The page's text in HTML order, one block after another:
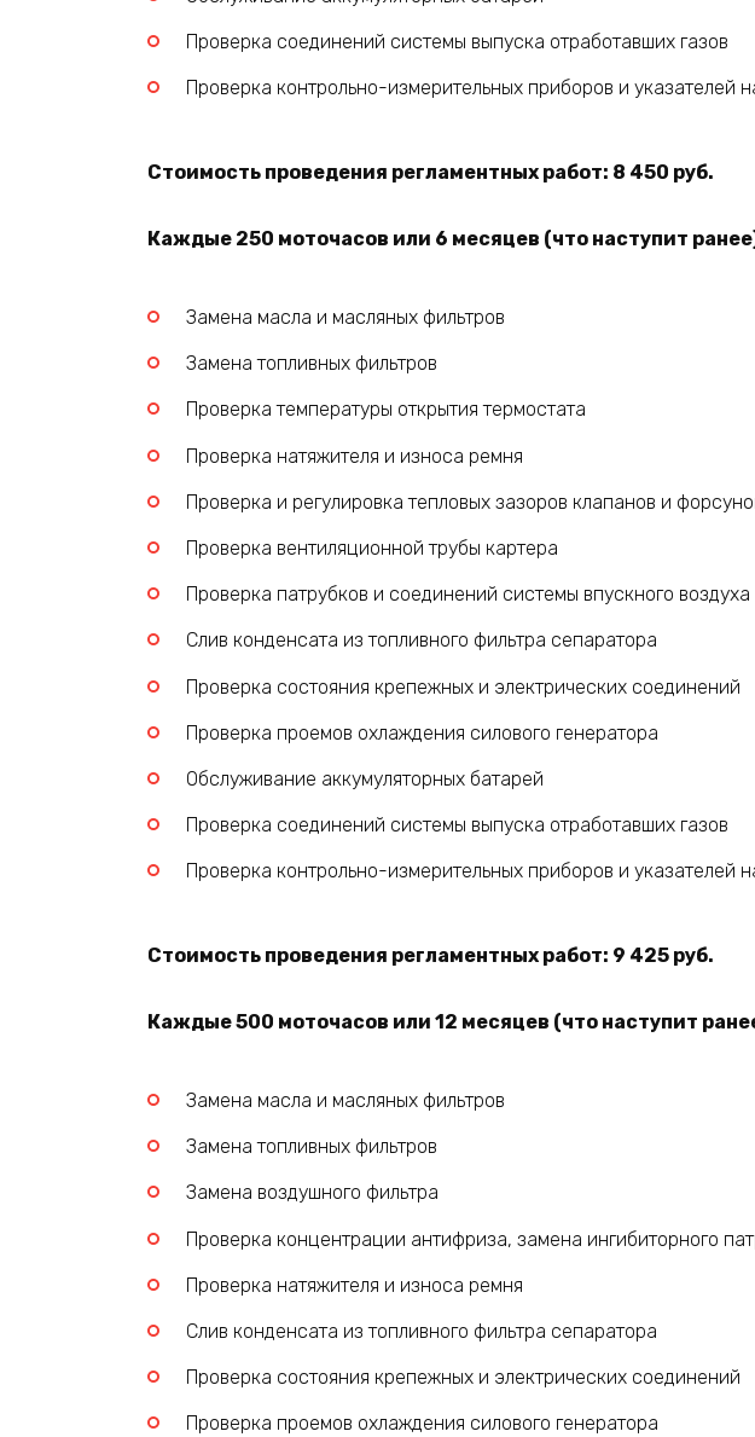
Проверка соединений системы выпуска отработавших газов
Проверка контрольно-измерительных приборов и указателей
Стоимость проведения регламентных работ: 8 450 руб.
Каждые 250 моточасов или 6 месяцев (что наступит
Замена масла и масляных фильтров
Замена топливных фильтров
Проверка температуры открытия термостата
Проверка натяжителя и износа ремня
Проверка и регулировка тепловых зазоров клапанов и
Проверка вентиляционной трубы картера
Проверка патрубков и соединений системы впускного воздуха
Слив конденсата из топливного фильтра сепаратора
Проверка состояния крепежных и электрических соединений
Проверка проемов охлаждения силового генератора
Обслуживание аккумуляторных батарей
Проверка соединений системы выпуска отработавших газов
Проверка контрольно-измерительных приборов и указателей
Стоимость проведения регламентных работ: 9 425 руб.
Каждые 500 моточасов или 12 месяцев (что наступит
Замена масла и масляных фильтров
Замена топливных фильтров
Замена воздушного фильтра
Проверка концентрации антифриза, замена ингибиторного
Проверка натяжителя и износа ремня
Слив конденсата из топливного фильтра сепаратора
Проверка состояния крепежных и электрических соединений
Проверка проемов охлаждения силового генератора